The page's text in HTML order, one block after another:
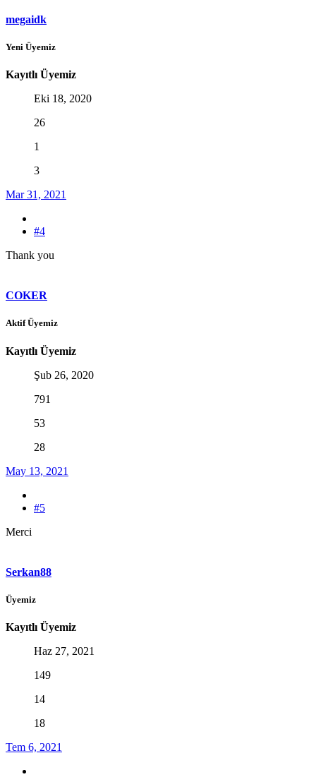
megaidk
Yeni Üyemiz
Kayıtlı Üyemiz
Eki 18, 2020
26
1
3
Mar 31, 2021
#4
Thank you
COKER
Aktif Üyemiz
Kayıtlı Üyemiz
Şub 26, 2020
791
53
28
May 13, 2021
#5
Merci
Serkan88
Üyemiz
Kayıtlı Üyemiz
Haz 27, 2021
149
14
18
Tem 6, 2021